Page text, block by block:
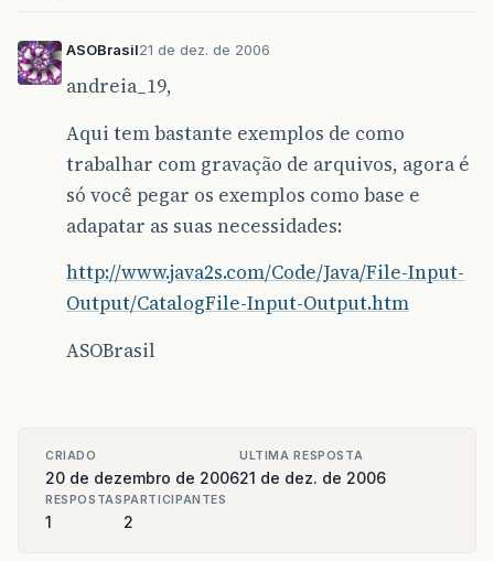
ASOBrasil21 de dez. de 2006
andreia_19,
Aqui tem bastante exemplos de como
trabalhar com gravação de arquivos, agora é
só você pegar os exemplos como base e
adapatar as suas necessidades:
http://www.java2s.com/Code/Java/File-Input-
Output/CatalogFile-Input-Output.htm
ASOBrasil
CRIADO
20 de dezembro de 2006
ULTIMA RESPOSTA
21 de dez. de 2006
RESPOSTAS
1
PARTICIPANTES
2